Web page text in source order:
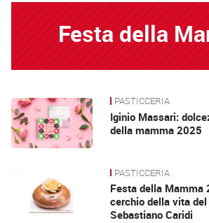
Festa della
News PASTICCERIA
Iginio Massari:
della mamma 2025
PASTICCERIA
Festa della Mamma
cerchio della vita
Sebastiano Caridi